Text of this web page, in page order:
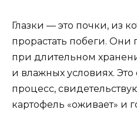
Глазки — это почки, из
прорастать побеги. Они
при длительном
и влажных условиях. Это
процесс,
картофель «оживает» и